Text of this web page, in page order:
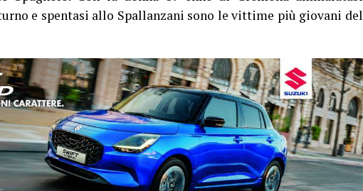
e spentasi allo Spallanzani sono le vittime più giovani del